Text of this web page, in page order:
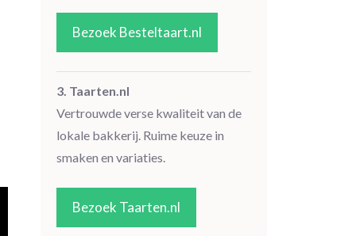
Bezoek Besteltaart.nl
3. Taarten.nl
Vertrouwde verse kwaliteit van de
lokale bakkerij. Ruime keuze in
smaken en variaties.
Bezoek Taarten.nl